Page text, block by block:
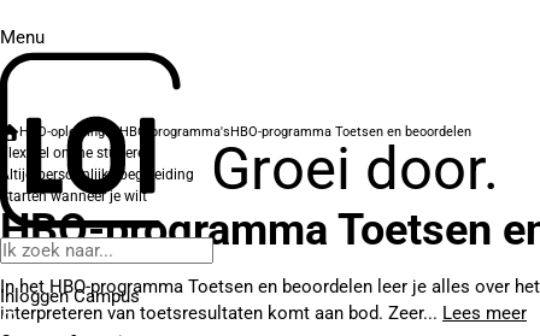
Menu
Groei door.
Inloggen Campus
HBO-opleidingenHBO-programma'sHBO-programma Toetsen en beoordelen
Flexibel online studeren
Altijd persoonlijke begeleiding
Starten wanneer je wilt
HBO-programma Toetsen
In het HBO-programma Toetsen en beoordelen leer je alles over
interpreteren van toetsresultaten komt aan bod. Zeer... Lees meer